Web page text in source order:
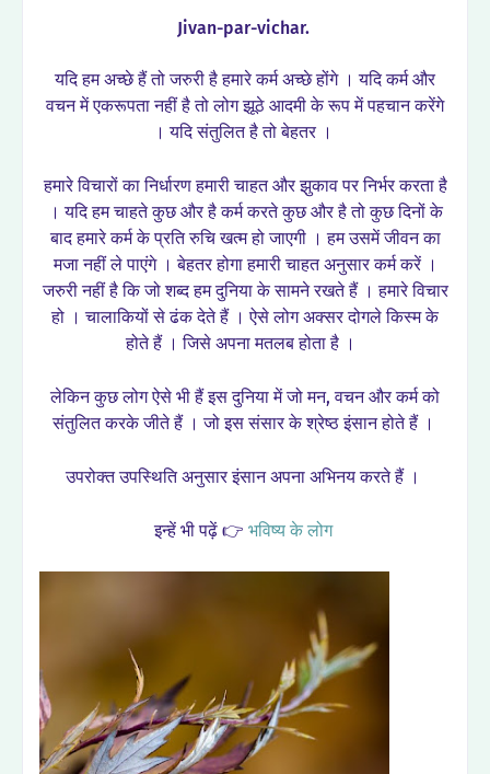
Jivan-par-vichar.
यदि हम अच्छे हैं तो जरुरी है हमारे कर्म अच्छे होंगे । यदि कर्म और
वचन में एकरूपता नहीं है तो लोग झूठे आदमी के रूप में पहचान करेंगे
। यदि संतुलित है तो बेहतर ।
हमारे विचारों का निर्धारण हमारी चाहत और झुकाव पर निर्भर करता है
। यदि हम चाहते कुछ और है कर्म करते कुछ और है तो कुछ दिनों के
बाद हमारे कर्म के प्रति रुचि खत्म हो जाएगी । हम उसमें जीवन का
मजा नहीं ले पाएंगे । बेहतर होगा हमारी चाहत अनुसार कर्म करें ।
जरुरी नहीं है कि जो शब्द हम दुनिया के सामने रखते हैं । हमारे विचार
हो । चालाकियों से ढंक देते हैं । ऐसे लोग अक्सर दोगले किस्म के
होते हैं । जिसे अपना मतलब होता है ।
लेकिन कुछ लोग ऐसे भी हैं इस दुनिया में जो मन, वचन और कर्म को
संतुलित करके जीते हैं । जो इस संसार के श्रेष्ठ इंसान होते हैं ।
उपरोक्त उपस्थिति अनुसार इंसान अपना अभिनय करते हैं ।
इन्हें भी पढ़ें 👉 भविष्य के लोग